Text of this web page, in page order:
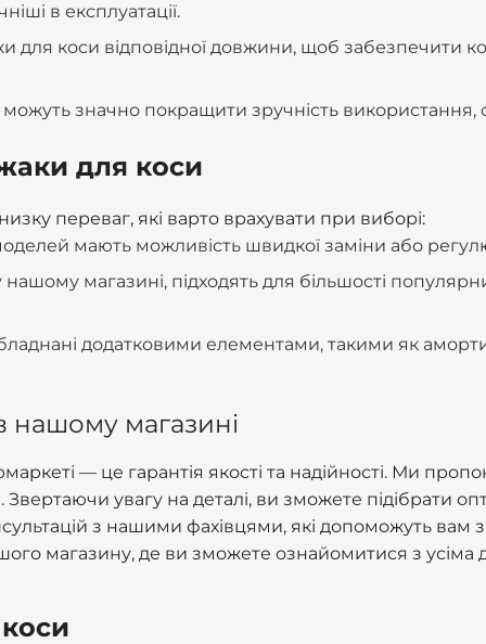
в експлуатації.
для коси відповідної довжини, щоб забезпечити
значно покращити зручність використання,
для коси
переваг, які варто врахувати при виборі:
мають можливість швидкої заміни або
магазині, підходять для більшості
додатковими елементами, такими як
нашому магазині
— це гарантія якості та надійності. Ми
увагу на деталі, ви зможете підібрати
з нашими фахівцями, які допоможуть
магазину, де ви зможете ознайомитися з